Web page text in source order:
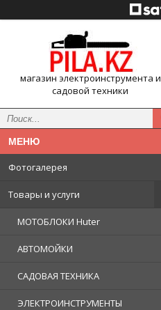
магазин электроинструмента и
садовой техники
Фотогалерея
Товары и услуги
МОТОБЛОКИ Huter
АВТОМОЙКИ
САДОВАЯ ТЕХНИКА
ЭЛЕКТРОИНСТРУМЕНТЫ